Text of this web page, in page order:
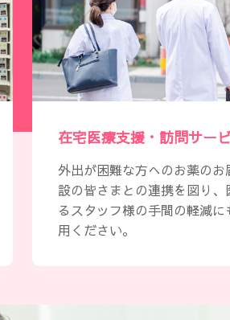
在宅医療支援・訪問サー
外出が困難な方へのお薬の
設の皆さまとの連携を図り
るスタッフ様の手間の軽減に
用ください。